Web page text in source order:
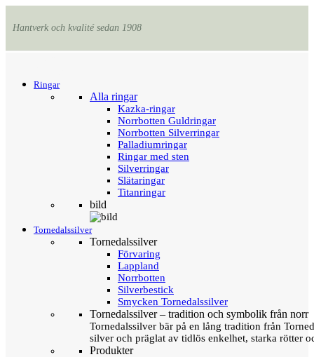
Hantverk och kvalité sedan 1908
Ringar
Alla ringar
Kazka-ringar
Norrbotten Guldringar
Norrbotten Silverringar
Palladiumringar
Ringar med sten
Silverringar
Slätaringar
Titanringar
bild
Tornedalssilver
Tornedalssilver
Förvaring
Lappland
Norrbotten
Silverbestick
Smycken Tornedalssilver
Tornedalssilver – tradition och symbolik från norr
Tornedalssilver bär på en lång tradition från
silver och präglat av tidlös enkelhet, starka rötter
Produkter